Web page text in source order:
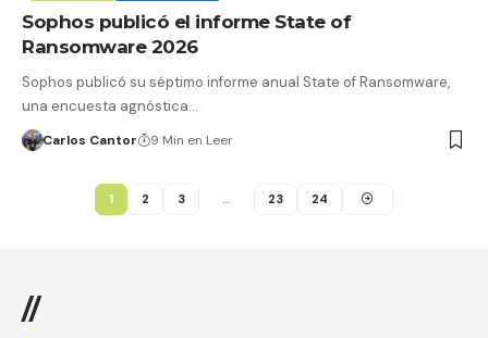
Sophos publicó el informe State of
Ransomware 2026
Sophos publicó su séptimo informe anual State of Ransomware,
una encuesta agnóstica…
Carlos Cantor 9 Min en Leer
1 2 3 … 23 24
//